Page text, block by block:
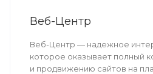
Веб-Центр
Веб-Центр — надежное
которое оказывает полный
и продвижению сайтов на